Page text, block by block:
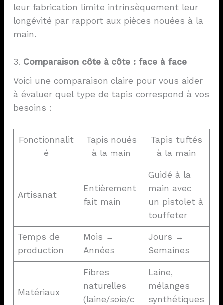
leur fabrication limite intrinsèquement leur
longévité par rapport aux pièces nouées à la
main.
3. Comparaison côte à côte : face à face
Voici une comparaison claire pour vous aider
à évaluer quel type de tapis correspond à vos
besoins :
Fonctionnalit
é
Tapis noués
à la main
Tapis tuftés
à la main
Artisanat
Entièrement
fait main
Guidé à la
main avec
un pistolet à
touffeter
Temps de
production
Mois →
Années
Jours →
Semaines
Matériaux
Fibres
naturelles
(laine/soie/c
Laine,
mélanges
synthétiques